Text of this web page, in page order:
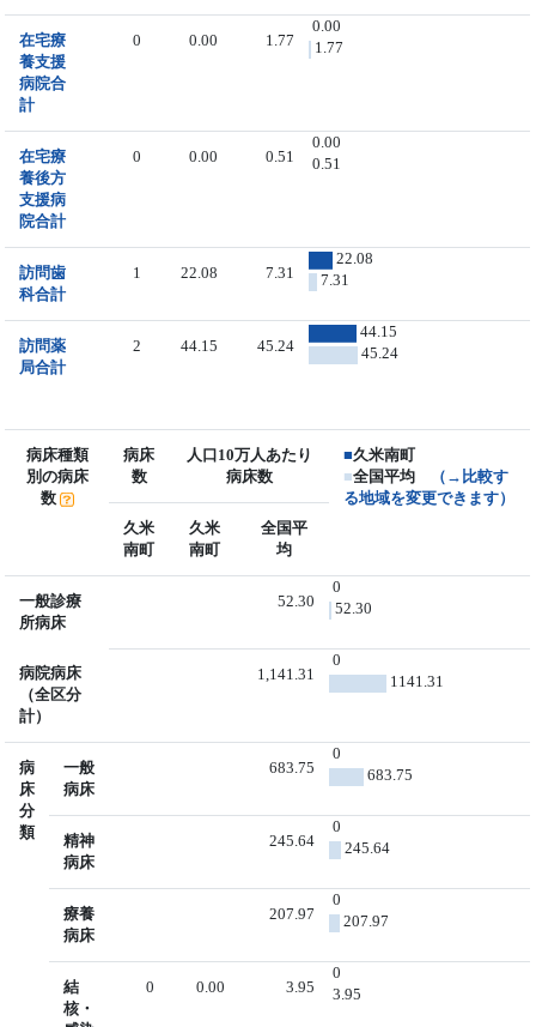
在宅療
養支援
病院合
計
0 0.00 1.77
0.00
1.77
在宅療
養後方
支援病
院合計
0 0.00 0.51
0.00
0.51
訪問歯
科合計
1 22.08 7.31
22.08
7.31
訪問薬
局合計
2 44.15 45.24
44.15
45.24
病床種類
別の病床
数
病床
数
人口10万人あたり
病床数
■久米南町
■全国平均
（→比較す
る地域を変更できます）
久米
南町
久米
南町
全国平
均
一般診療
所病床
52.30
0
52.30
病院病床
（全区分
計）
1,141.31
0
1141.31
病
床
分
類
一般
病床
683.75
0
683.75
精神
病床
245.64
0
245.64
療養
病床
207.97
0
207.97
結
核・
0 0.00 3.95
0
3.95